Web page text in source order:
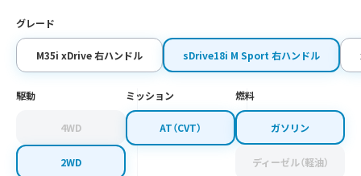
グレード
M35i xDrive 右ハンドル sDrive18i M Sport 右ハンドル
駆動
4WD
2WD
ミッション
AT（CVT）
燃料
ガソリン
ディーゼル（軽油）